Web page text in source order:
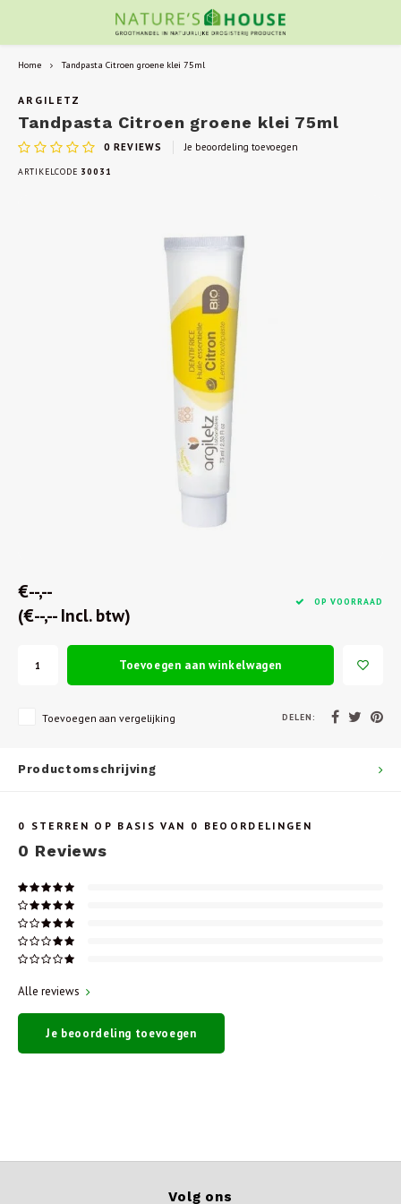
Home Tandpasta Citroen groene klei 75ml
ARGILETZ
Tandpasta Citroen groene klei 75ml
0 REVIEWS Je beoordeling toevoegen
ARTIKELCODE 30031
€--,--
(€--,-- Incl. btw)
OP VOORRAAD
Toevoegen aan winkelwagen
Toevoegen aan vergelijking DELEN:
Productomschrijving
0 STERREN OP BASIS VAN 0 BEOORDELINGEN
0 Reviews
Alle reviews
Je beoordeling toevoegen
Volg ons